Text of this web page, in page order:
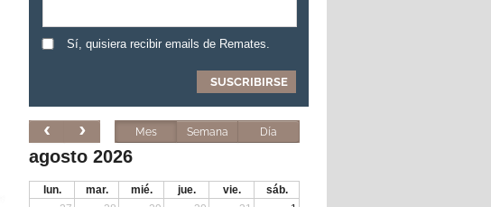
Sí, quisiera recibir emails de Remates.
Mes Semana Día
agosto 2026
lun. mar. mié. jue. vie.
sáb.